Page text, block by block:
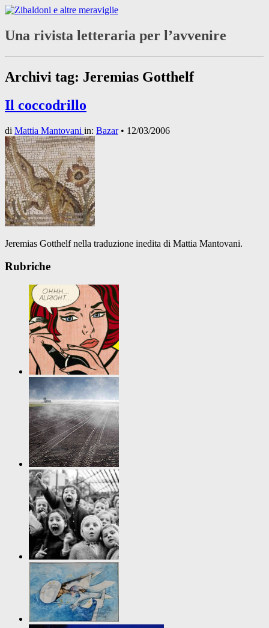
Una rivista letteraria per l’avvenire
Archivi tag: Jeremias Gotthelf
Il coccodrillo
di Mattia Mantovani in: Bazar• 12/03/2006
Jeremias Gotthelf nella traduzione inedita di Mattia Mantovani.
Rubriche